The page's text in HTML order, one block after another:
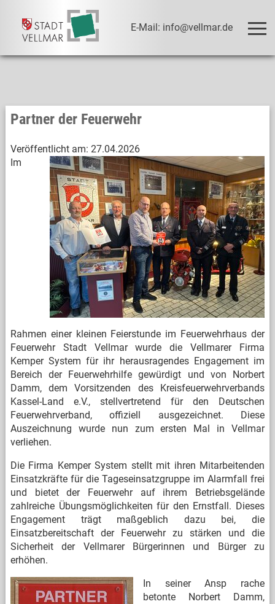
E-Mail: info@vellmar.de
Partner der Feuerwehr
Veröffentlicht am: 27.04.2026
Im
Rahmen einer kleinen Feierstunde im Feuerwehrhaus der
Feuerwehr Stadt Vellmar wurde die Vellmarer Firma
Kemper System für ihr herausragendes Engagement im
Bereich der Feuerwehrhilfe gewürdigt und von Norbert
Damm, dem Vorsitzenden des Kreisfeuerwehrverbands
Kassel-Land e.V., stellvertretend für den Deutschen
Feuerwehrverband, offiziell ausgezeichnet. Diese
Auszeichnung wurde nun zum ersten Mal in Vellmar
verliehen.
Die Firma Kemper System stellt mit ihren Mitarbeitenden
Einsatzkräfte für die Tageseinsatzgruppe im Alarmfall frei
und bietet der Feuerwehr auf ihrem Betriebsgelände
zahlreiche Übungsmöglichkeiten für den Ernstfall. Dieses
Engagement trägt maßgeblich dazu bei, die
Einsatzbereitschaft der Feuerwehr zu stärken und die
Sicherheit der Vellmarer Bürgerinnen und Bürger zu
erhöhen.
In seiner Ansp rache
betonte Norbert Damm,